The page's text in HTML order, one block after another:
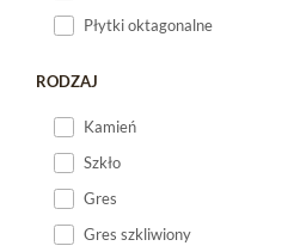
Płytki oktagonalne
RODZAJ
Kamień
Szkło
Gres
Gres szkliwiony